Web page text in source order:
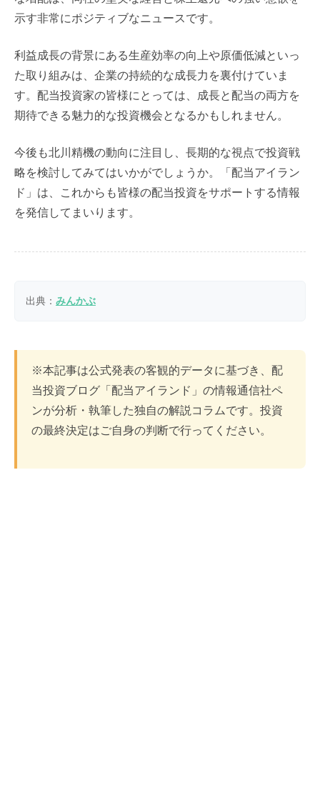
示す非常にポジティブなニュースです。
利益成長の背景にある生産効率の向上や原価低減といっ
た取り組みは、企業の持続的な成長力を裏付けていま
す。配当投資家の皆様にとっては、成長と配当の両方を
期待できる魅力的な投資機会となるかもしれません。
今後も北川精機の動向に注目し、長期的な視点で投資戦
略を検討してみてはいかがでしょうか。「配当アイラン
ド」は、これからも皆様の配当投資をサポートする情報
を発信してまいります。
出典： みんかぶ
※本記事は公式発表の客観的データに基づき、配
当投資ブログ「配当アイランド」の情報通信社ペ
ンが分析・執筆した独自の解説コラムです。投資
の最終決定はご自身の判断で行ってください。